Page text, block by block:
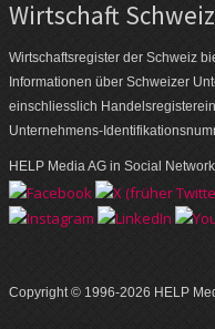
Wirtschaft Schweiz
Wirtschaftsregister der Schweiz
Informationen über Schweizer
einschliesslich
Unternehmens-
HELP Media AG in Social
Copyright © 1996-2026 HELP